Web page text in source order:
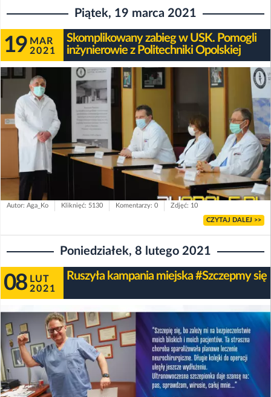
Piątek, 19 marca 2021
19 MAR
2021
Skomplikowany zabieg w USK. Pomogli
inżynierowie z Politechniki Opolskiej
Autor: Aga_Ko Kliknięć: 5130 Komentarzy: 0 Zdjęć: 10
CZYTAJ DALEJ >>
Poniedziałek, 8 lutego 2021
08 LUT
2021
Ruszyła kampania miejska #Szczepmy się